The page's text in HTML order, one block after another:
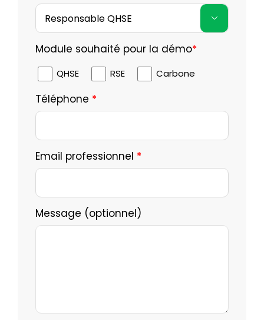

Module souhaité pour la démo*
QHSE RSE Carbone
Téléphone *
Email professionnel *
Message (optionnel)